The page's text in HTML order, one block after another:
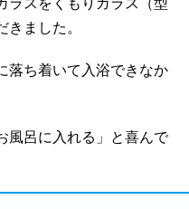
ました。
落ち着いて入浴できなか
風呂に入れる」と喜んで